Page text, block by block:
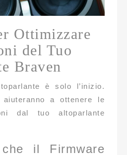
Ottimizzare
del Tuo
Braven
è solo l’inizio.
a ottenere le
dal tuo altoparlante
il Firmware